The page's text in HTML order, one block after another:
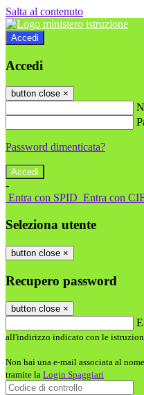
Salta al contenuto
Accedi
Accedi
button close ×
Password dimenticata?
-
Entra con SPID Entra con
Seleziona utente
button close ×
Recupero password
button close ×
all'indirizzo indicato con le
Non hai una e-mail associata al
tramite la Login Spaggiari